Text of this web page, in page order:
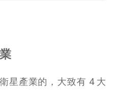
星產業的，大致有 4 大